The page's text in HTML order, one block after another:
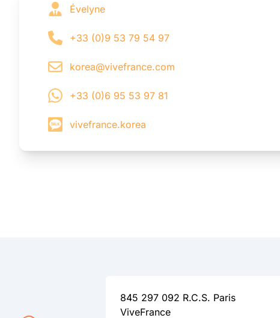
Évelyne
+33 (0)9 53 79 54 97
korea@vivefrance.com
+33 (0)6 95 53 97 81
vivefrance.korea
845 297 092 R.C.S. Paris
ViveFrance